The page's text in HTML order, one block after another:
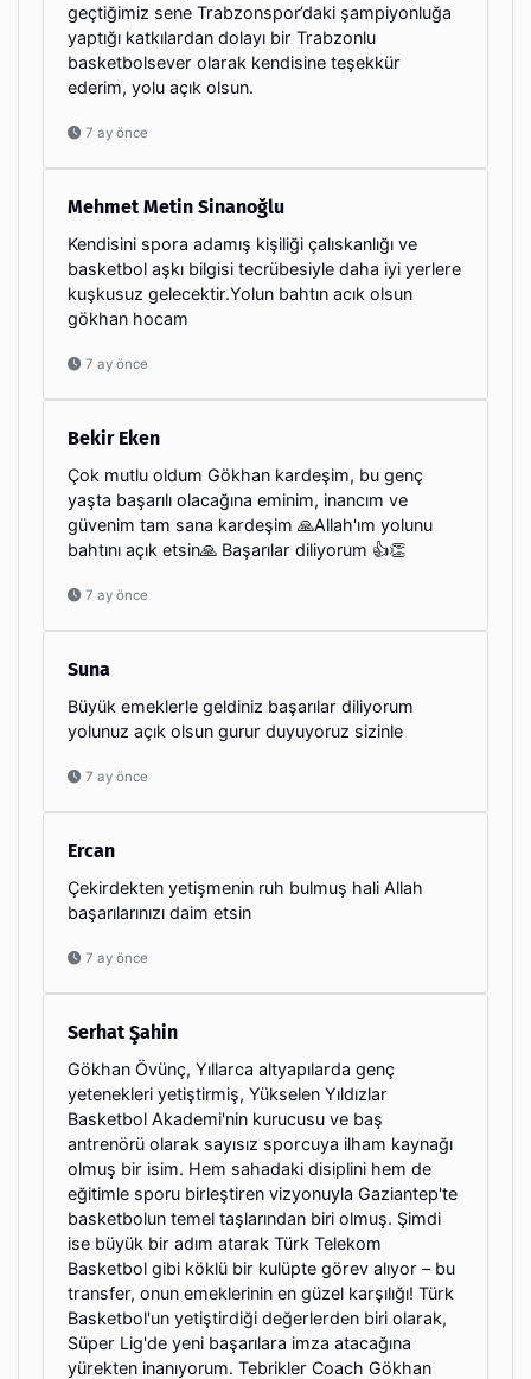
geçtiğimiz sene Trabzonspor’daki şampiyonluğa
yaptığı katkılardan dolayı bir Trabzonlu
basketbolsever olarak kendisine teşekkür
ederim, yolu açık olsun.
7 ay önce
Mehmet Metin Sinanoğlu
Kendisini spora adamış kişiliği çalıskanlığı ve
basketbol aşkı bilgisi tecrübesiyle daha iyi yerlere
kuşkusuz gelecektir.Yolun bahtın acık olsun
gökhan hocam
7 ay önce
Bekir Eken
Çok mutlu oldum Gökhan kardeşim, bu genç
yaşta başarılı olacağına eminim, inancım ve
güvenim tam sana kardeşim 🙏Allah'ım yolunu
bahtını açık etsin🙏 Başarılar diliyorum 👍👏
7 ay önce
Suna
Büyük emeklerle geldiniz başarılar diliyorum
yolunuz açık olsun gurur duyuyoruz sizinle
7 ay önce
Ercan
Çekirdekten yetişmenin ruh bulmuş hali Allah
başarılarınızı daim etsin
7 ay önce
Serhat Şahin
Gökhan Övünç, Yıllarca altyapılarda genç
yetenekleri yetiştirmiş, Yükselen Yıldızlar
Basketbol Akademi'nin kurucusu ve baş
antrenörü olarak sayısız sporcuya ilham kaynağı
olmuş bir isim. Hem sahadaki disiplini hem de
eğitimle sporu birleştiren vizyonuyla Gaziantep'te
basketbolun temel taşlarından biri olmuş. Şimdi
ise büyük bir adım atarak Türk Telekom
Basketbol gibi köklü bir kulüpte görev alıyor – bu
transfer, onun emeklerinin en güzel karşılığı! Türk
Basketbol'un yetiştirdiği değerlerden biri olarak,
Süper Lig'de yeni başarılara imza atacağına
yürekten inanıyorum. Tebrikler Coach Gökhan